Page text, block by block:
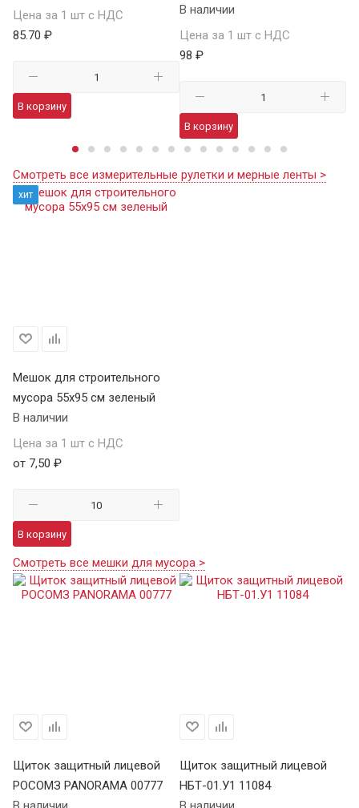
Цена за 1 шт с НДС
85.70 ₽
В корзину
В наличии
Цена за 1 шт с НДС
98 ₽
В корзину
Смотреть все измерительные рулетки и мерные ленты >
хит
Мешок для строительного
мусора 55х95 см зеленый
В наличии
Цена за 1 шт с НДС
от 7,50 ₽
В корзину
Смотреть все мешки для мусора >
Щиток защитный лицевой
РОСОМЗ PANORAMA 00777
Щиток защитный лицевой
НБТ-01.У1 11084